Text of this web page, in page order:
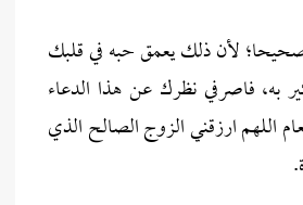
لأن ذلك يعمق حبه في قلبك
به، فاصرفي نظرك عن هذا الدعاء
اللهم ارزقني الزوج الصالح الذي